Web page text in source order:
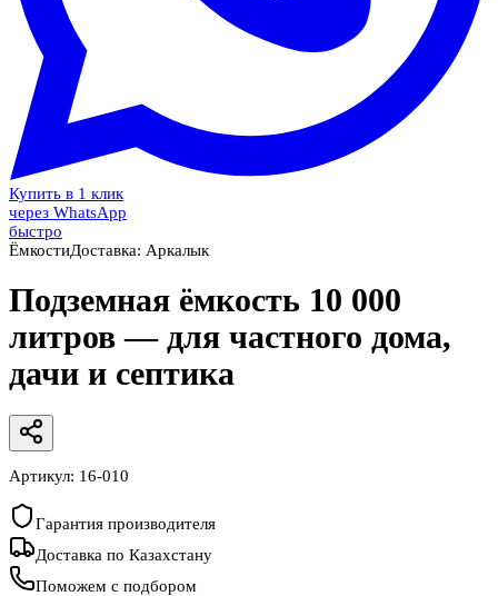
Купить в 1 клик
через WhatsApp
быстро
ЁмкостиДоставка: Аркалык
Подземная ёмкость 10 000
литров — для частного дома,
дачи и септика
Артикул: 16-010
Гарантия производителя
Доставка по Казахстану
Поможем с подбором